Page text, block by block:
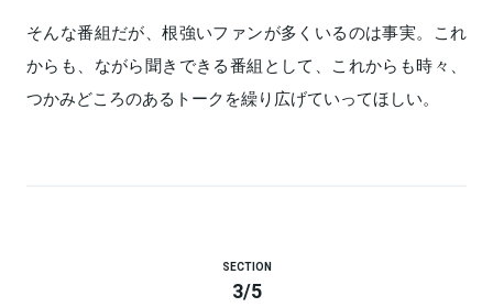
そんな番組だが、根強いファンが多くいるのは事実。これ
からも、ながら聞きできる番組として、これからも時々、
つかみどころのあるトークを繰り広げていってほしい。
SECTION
3/5